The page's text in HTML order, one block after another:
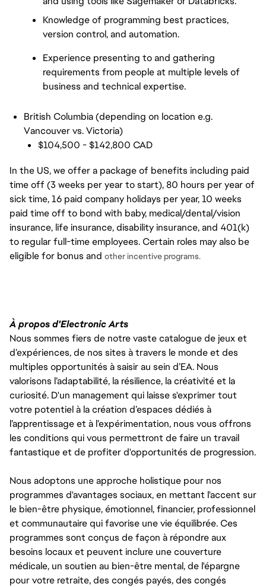
Knowledge of programming best practices,
version control, and automation.
Experience presenting to and gathering
requirements from people at multiple levels of
business and technical expertise.
British Columbia (depending on location e.g.
Vancouver vs. Victoria)
$104,500 - $142,800 CAD
In the US, we offer a package of benefits including paid
time off (3 weeks per year to start), 80 hours per year of
sick time, 16 paid company holidays per year, 10 weeks
paid time off to bond with baby, medical/dental/vision
insurance, life insurance, disability insurance, and 401(k)
to regular full-time employees. Certain roles may also be
eligible for bonus and other incentive programs.
À propos d'Electronic Arts
Nous sommes fiers de notre vaste catalogue de jeux et
d’expériences, de nos sites à travers le monde et des
multiples opportunités à saisir au sein d’EA. Nous
valorisons l’adaptabilité, la résilience, la créativité et la
curiosité. D'un management qui laisse s'exprimer tout
votre potentiel à la création d’espaces dédiés à
l’apprentissage et à l’expérimentation, nous vous offrons
les conditions qui vous permettront de faire un travail
fantastique et de profiter d'opportunités de progression.
Nous adoptons une approche holistique pour nos
programmes d'avantages sociaux, en mettant l'accent sur
le bien-être physique, émotionnel, financier, professionnel
et communautaire qui favorise une vie équilibrée. Ces
programmes sont conçus de façon à répondre aux
besoins locaux et peuvent inclure une couverture
médicale, un soutien au bien-être mental, de l'épargne
pour votre retraite, des congés payés, des congés